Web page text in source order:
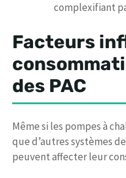
complexifiant
Facteurs
des PAC
Même si les pompes à
que d’autres systèmes
peuvent affecter leur